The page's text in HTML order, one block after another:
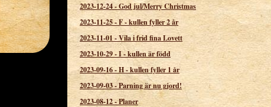
2023-12-24-God jul/Merry Christmas
2023-11-25-F - kullen fyller 2 år
2023-11-01 -Vila i frid fina Lovett
2023-10-29-I - kullen är född
2023-09-16-H - kullen fyller 1 år
2023-09-03-Parning är nu gjord!
2023-08-12-Planer